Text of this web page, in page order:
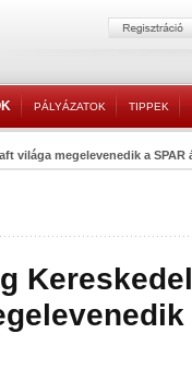
PÁLYÁZATOK TIPPEK
világa megelevenedik a SPAR